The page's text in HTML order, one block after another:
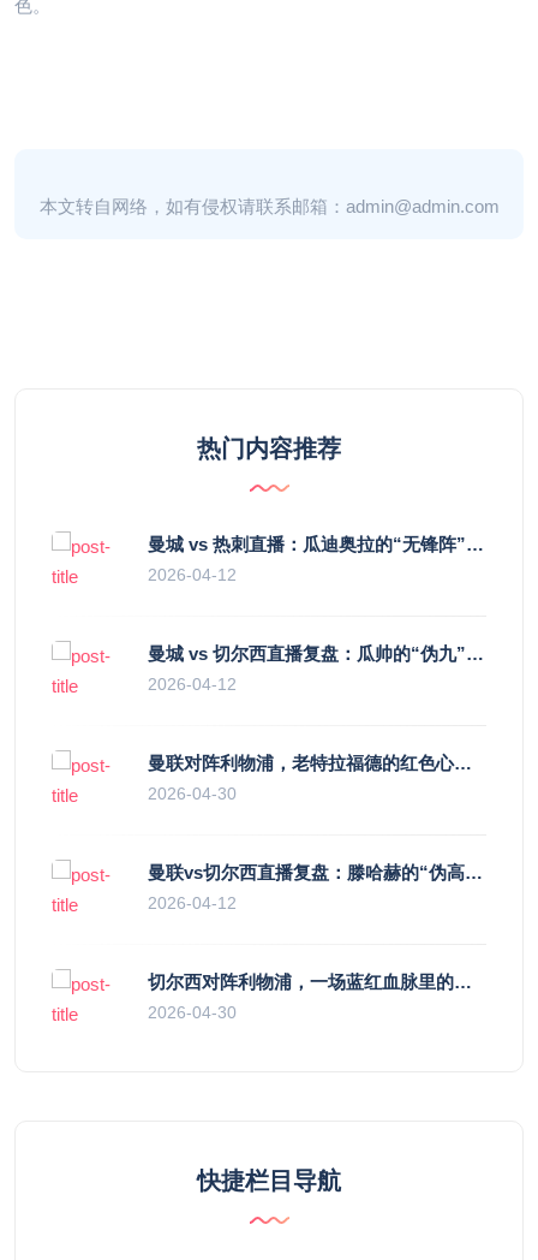
色。
本文转自网络，如有侵权请联系邮箱：admin@admin.com
热门内容推荐
曼城 vs 热刺直播：瓜迪奥拉的“无锋阵”是天才设计还是自废武功？
2026-04-12
曼城 vs 切尔西直播复盘：瓜帅的“伪九”陷阱，如何绞杀蓝军的“三中卫”？
2026-04-12
曼联对阵利物浦，老特拉福德的红色心跳与蓝色暗涌
2026-04-30
曼联vs切尔西直播复盘：滕哈赫的“伪高位”与波切蒂诺的“无锋阵”，谁更拧巴？
2026-04-12
切尔西对阵利物浦，一场蓝红血脉里的恩怨与忠诚
2026-04-30
快捷栏目导航